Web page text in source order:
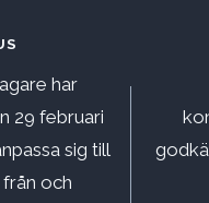
har
29 februari
sig till
och